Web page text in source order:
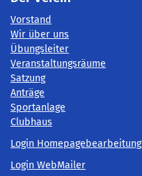
Vorstand
Wir über uns
Übungsleiter
Veranstaltungsräume
Satzung
Anträge
Sportanlage
Clubhaus
Login Homepagebearbeitung
Login WebMailer